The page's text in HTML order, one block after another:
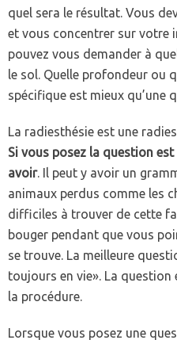
quel sera le résultat. Vous
et vous concentrer sur votre
pouvez vous demander à
le sol. Quelle profondeur ou
spécifique est mieux qu’une
La radiesthésie est une
Si vous posez la question
avoir. Il peut y avoir un
animaux perdus comme les
difficiles à trouver de cette
bouger pendant que vous
se trouve. La meilleure
toujours en vie». La
la procédure.
Lorsque vous posez une